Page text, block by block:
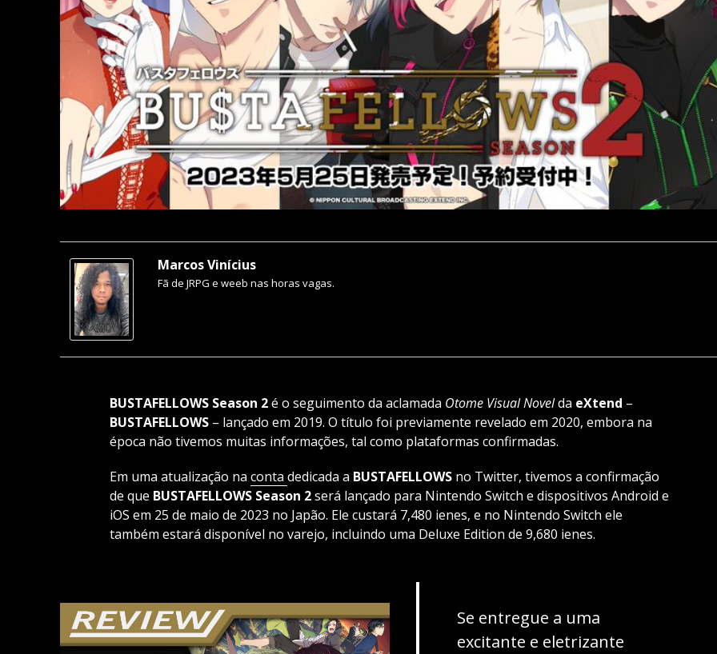
Marcos Vinícius
Fã de JRPG e weeb nas horas vagas.
BUSTAFELLOWS Season 2é o seguimento da aclamada Otome Visual Novelda eXtend –
BUSTAFELLOWS – lançado em 2019. O título foi previamente revelado em 2020, embora na
época não tivemos muitas informações, tal como plataformas confirmadas.
Em uma atualização na conta dedicada a BUSTAFELLOWS no Twitter, tivemos a confirmação
de que BUSTAFELLOWS Season 2será lançado para Nintendo Switch e dispositivos Android e
iOS em 25 de maio de 2023 no Japão. Ele custará 7,480 ienes, e no Nintendo Switch ele
também estará disponível no varejo, incluindo uma Deluxe Edition de 9,680 ienes.
Se entregue a uma
excitante e eletrizante